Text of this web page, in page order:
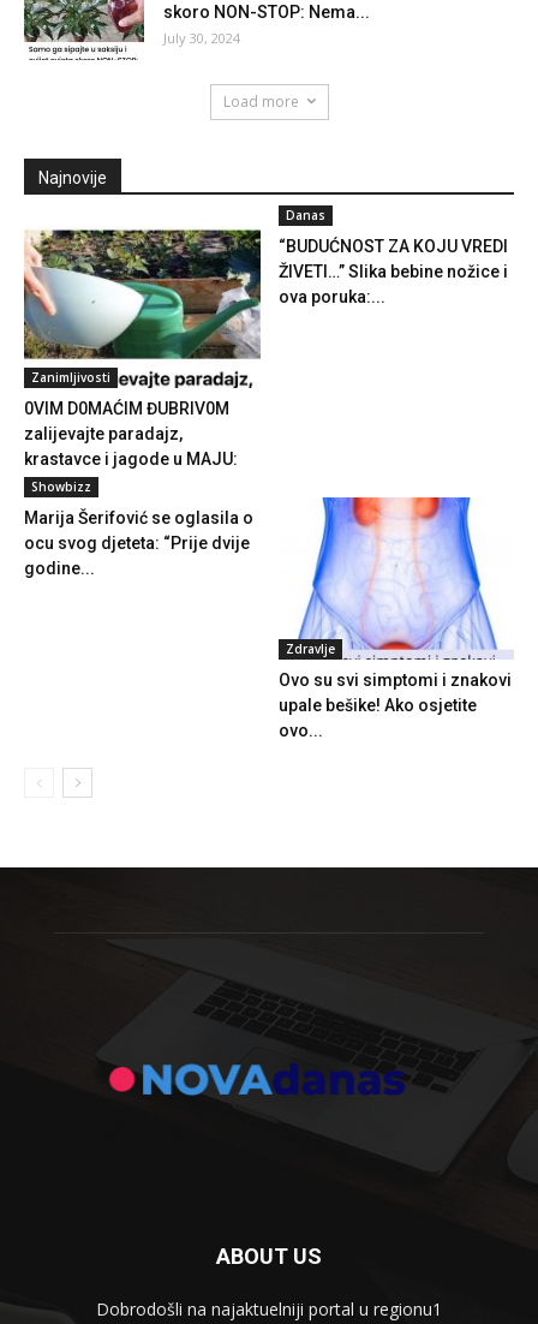
skoro NON-STOP: Nema...
July 30, 2024
Load more
Najnovije
Zanimljivosti
0VIM D0MAĆIM ĐUBRIV0M
zalijevajte paradajz,
krastavce i jagode u MAJU:
Nema...
Danas
“BUDUĆNOST ZA KOJU VREDI
ŽIVETI…” Slika bebine nožice i
ova poruka:...
Showbizz
Marija Šerifović se oglasila o
ocu svog djeteta: “Prije dvije
godine...
Zdravlje
Ovo su svi simptomi i znakovi
upale bešike! Ako osjetite
ovo...
ABOUT US
Dobrodošli na najaktuelniji portal u regionu1